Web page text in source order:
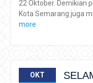
22 Oktober. Demikian
Kota Semarang juga
more
OKT